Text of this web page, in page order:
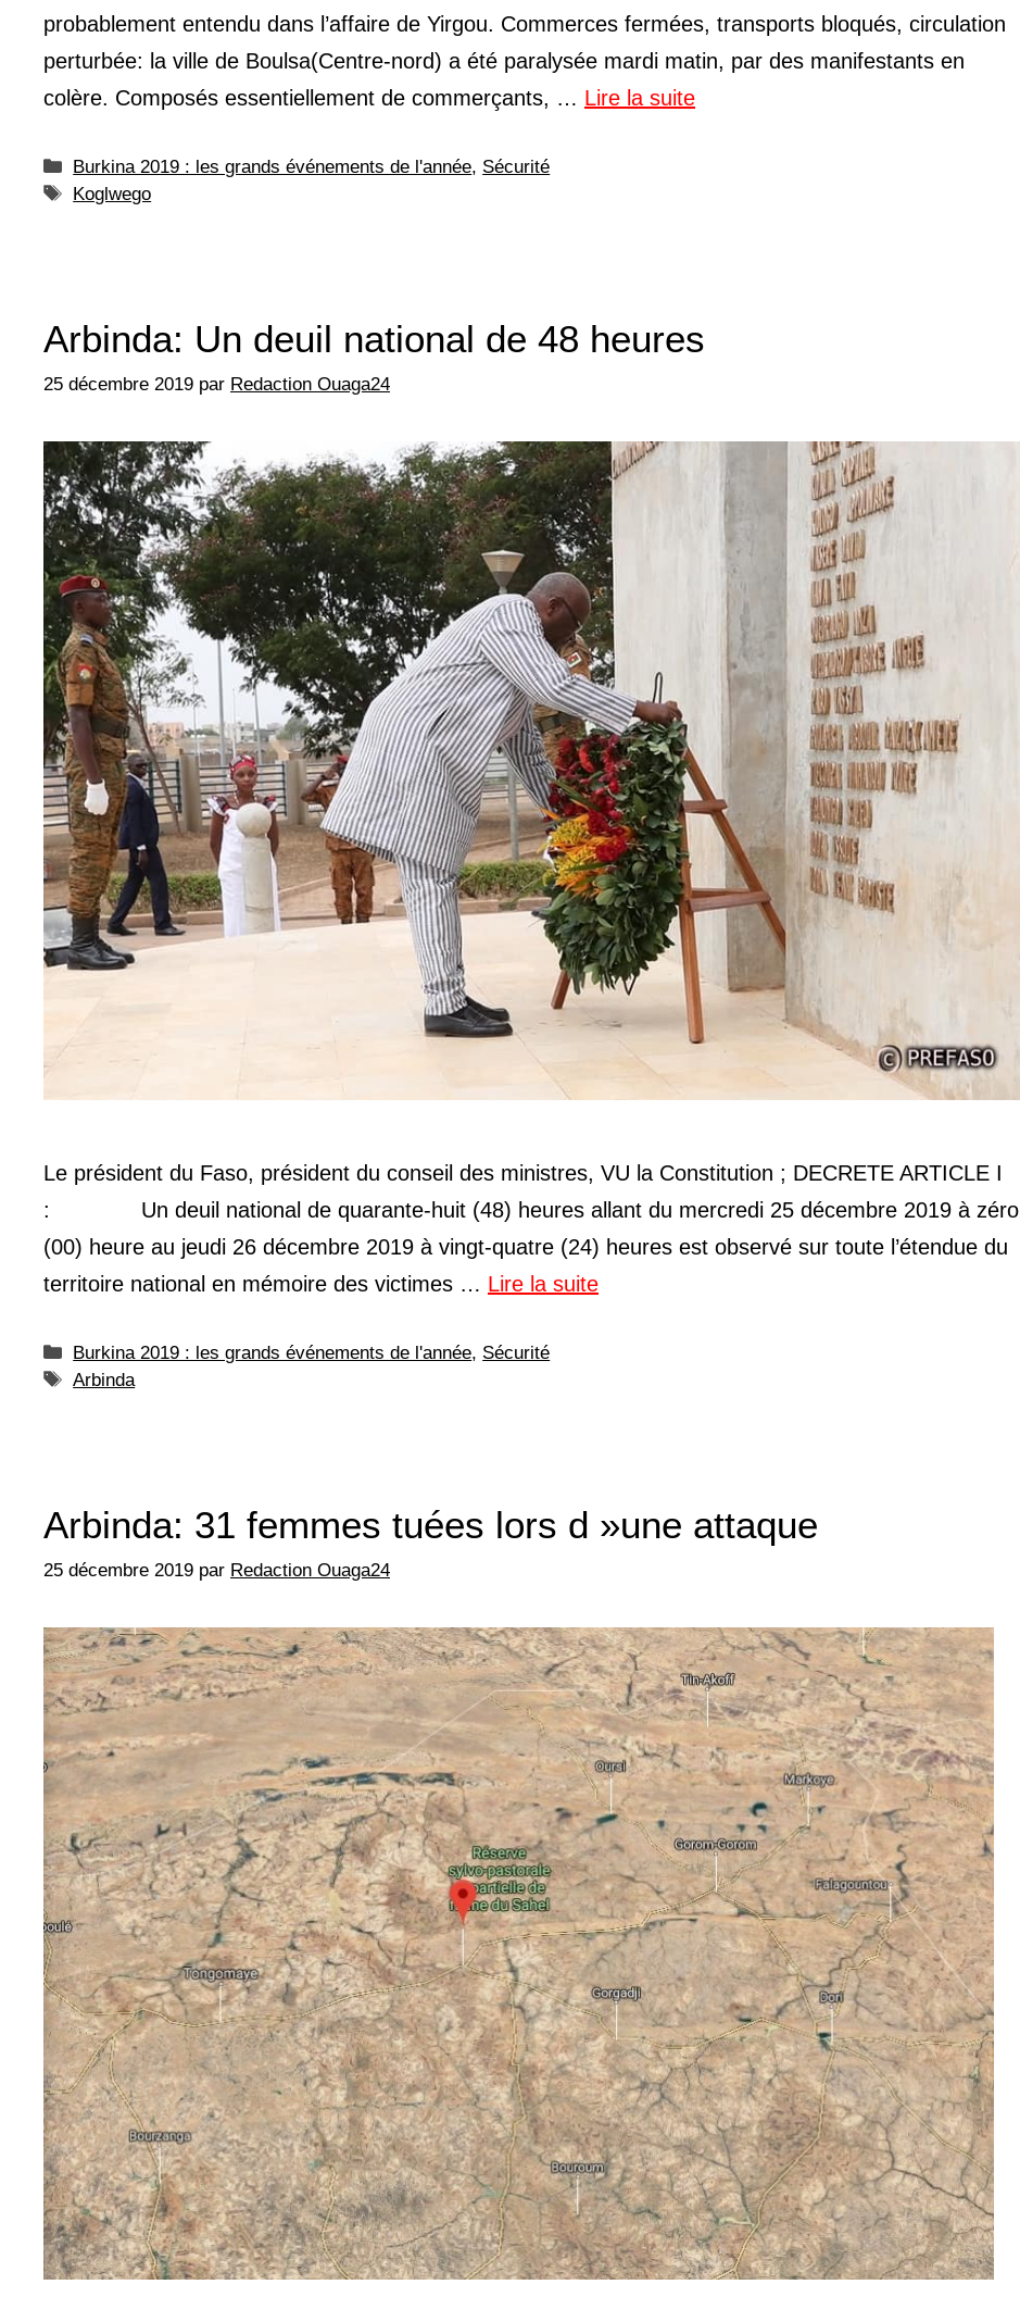
probablement entendu dans l’affaire de Yirgou. Commerces fermées, transports bloqués, circulation
perturbée: la ville de Boulsa(Centre-nord) a été paralysée mardi matin, par des manifestants en
colère. Composés essentiellement de commerçants, … Lire la suite
Catégories
Burkina 2019 : les grands événements de l'année, Sécurité
Étiquettes
Koglwego
Arbinda: Un deuil national de 48 heures
25 décembre 2019 par Redaction Ouaga24
Le président du Faso, président du conseil des ministres, VU la Constitution ; DECRETE ARTICLE I
: Un deuil national de quarante-huit (48) heures allant du mercredi 25 décembre 2019 à zéro
(00) heure au jeudi 26 décembre 2019 à vingt-quatre (24) heures est observé sur toute l’étendue du
territoire national en mémoire des victimes … Lire la suite
Catégories
Burkina 2019 : les grands événements de l'année, Sécurité
Étiquettes
Arbinda
Arbinda: 31 femmes tuées lors d »une attaque
25 décembre 2019 par Redaction Ouaga24